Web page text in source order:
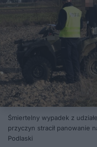
Śmiertelny wypadek z
przyczyn stracił panowanie
Podlaski